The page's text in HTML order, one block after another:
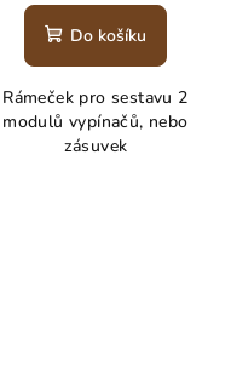
Do košíku
Rámeček pro sestavu 2
modulů vypínačů, nebo
zásuvek